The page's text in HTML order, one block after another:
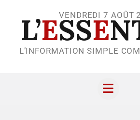
VENDREDI 7 AOÛT
L’ESSE
L’INFORMATION SIMPLE